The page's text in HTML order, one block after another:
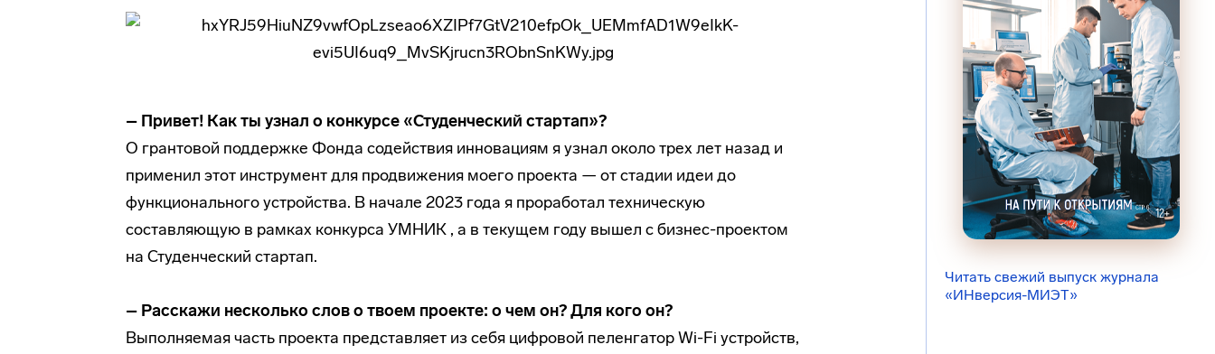
– Привет! Как ты узнал о конкурсе «Студенческий стартап»?
О грантовой поддержке Фонда содействия инновациям я узнал около трех лет назад и
применил этот инструмент для продвижения моего проекта — от стадии идеи до
функционального устройства. В начале 2023 года я проработал техническую
составляющую в рамках конкурса УМНИК , а в текущем году вышел с бизнес-проектом
на Студенческий стартап.
– Расскажи несколько слов о твоем проекте: о чем он? Для кого он?
Выполняемая часть проекта представляет из себя цифровой пеленгатор Wi-Fi устройств,
Читать свежий выпуск журнала
«ИНверсия-МИЭТ»